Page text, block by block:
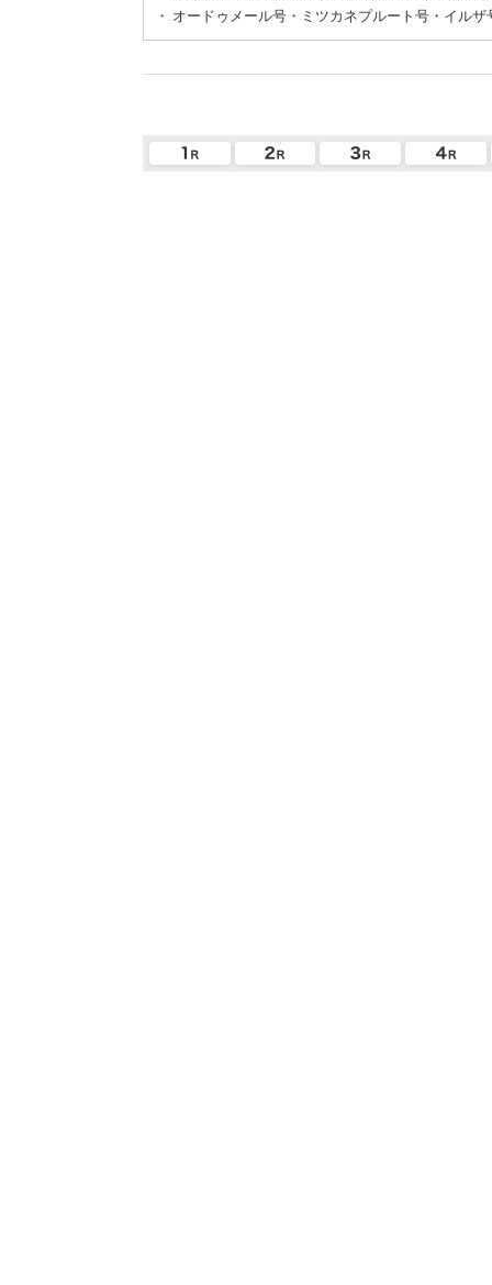
・ オードゥメール号・ミツカネプルート号・イル